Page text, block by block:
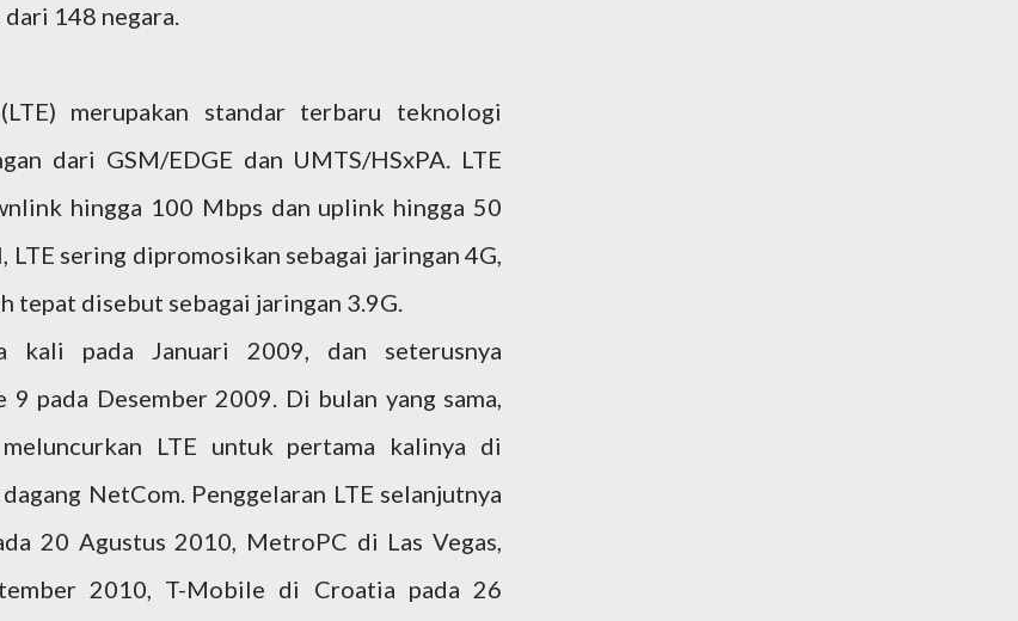
148 negara.
merupakan standar terbaru teknologi
dari GSM/EDGE dan UMTS/HSxPA. LTE
hingga 100 Mbps dan uplink hingga 50
sering dipromosikan sebagai jaringan 4G,
tepat disebut sebagai jaringan 3.9G.
kali pada Januari 2009, dan seterusnya
9 pada Desember 2009. Di bulan yang sama,
LTE untuk pertama kalinya di
NetCom. Penggelaran LTE selanjutnya
20 Agustus 2010, MetroPC di Las Vegas,
2010, T-Mobile di Croatia pada 26